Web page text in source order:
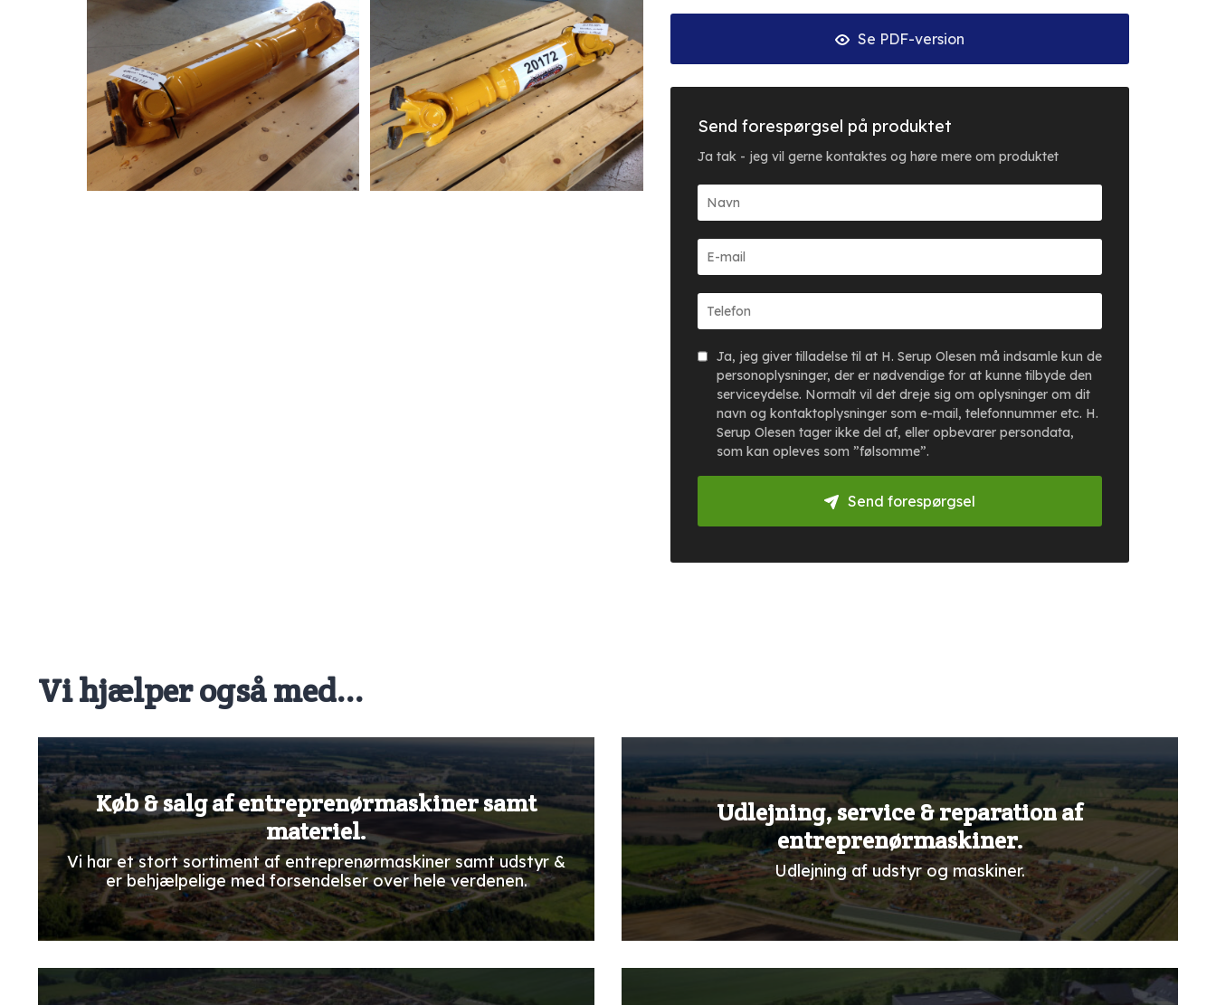
Se PDF-version
Send forespørgsel på produktet
Ja tak - jeg vil gerne kontaktes og høre mere om produktet
Ja, jeg giver tilladelse til at H. Serup Olesen må indsamle kun de
personoplysninger, der er nødvendige for at kunne tilbyde den
serviceydelse. Normalt vil det dreje sig om oplysninger om dit
navn og kontaktoplysninger som e-mail, telefonnummer etc. H.
Serup Olesen tager ikke del af, eller opbevarer persondata,
som kan opleves som ”følsomme”.
Send forespørgsel
Vi hjælper også med...
Køb & salg af entreprenørmaskiner samt
materiel.
Vi har et stort sortiment af entreprenørmaskiner samt udstyr &
er behjælpelige med forsendelser over hele verdenen.
Udlejning, service & reparation af
entreprenørmaskiner.
Udlejning af udstyr og maskiner.